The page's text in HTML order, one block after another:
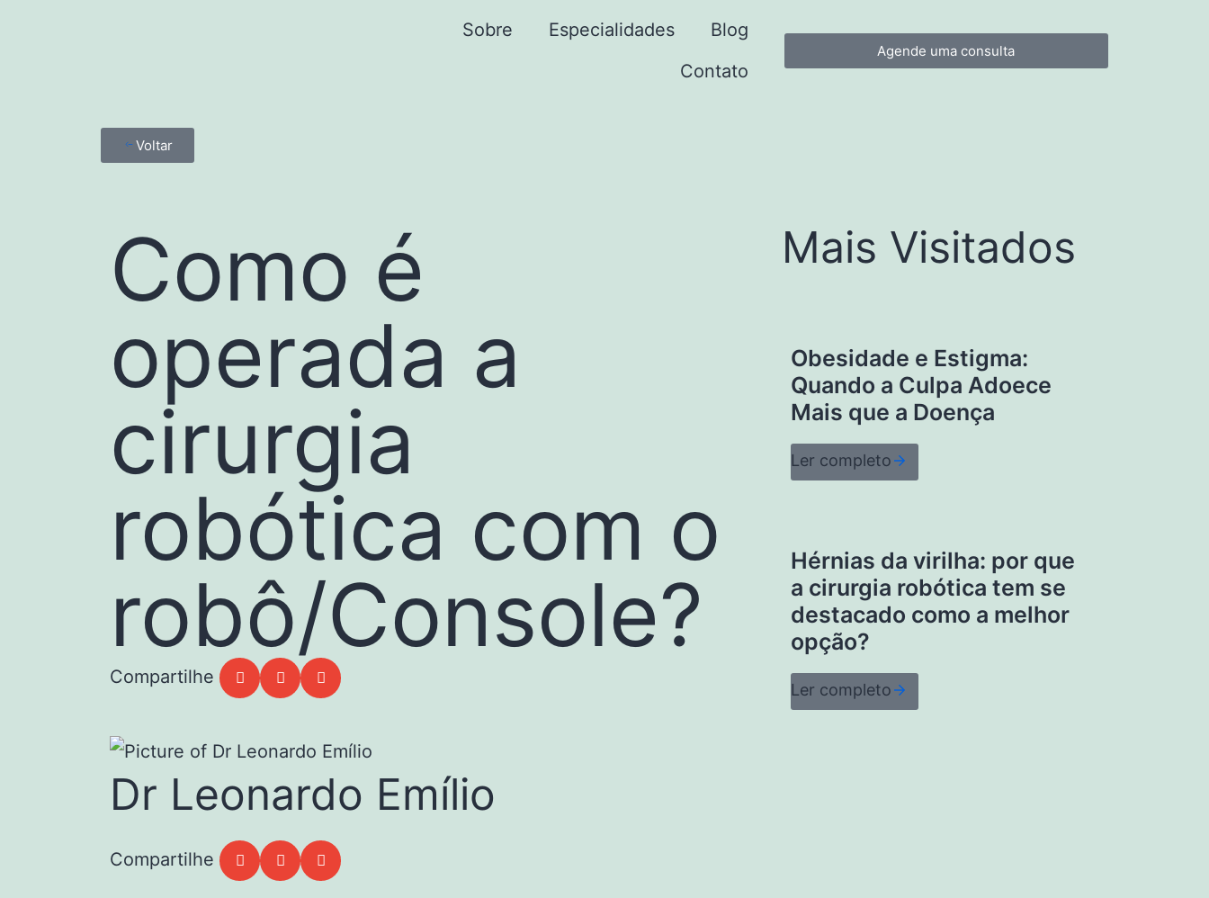
Sobre Especialidades
Blog
Contato
Agende uma consulta
Voltar
Como é
operada a
cirurgia
robótica com o
robô/Console?
Dr Leonardo Emílio
Mais Visitados
Obesidade e Estigma:
Quando a Culpa Adoece
Mais que a Doença
Ler completo
Hérnias da virilha: por que
a cirurgia robótica tem se
destacado como a melhor
opção?
Ler completo